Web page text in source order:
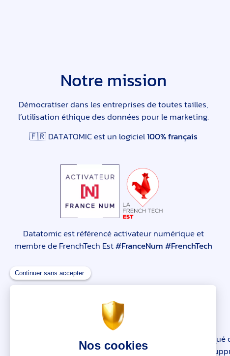
Notre mission
Démocratiser dans les entreprises de toutes tailles,
l’utilisation éthique des données pour le marketing.
🇫🇷 DATATOMIC est un logiciel100% français
Datatomic est référencé activateur numérique et
membre de FrenchTech Est#FranceNum #FrenchTech
🛡 Datatomic est impliqué